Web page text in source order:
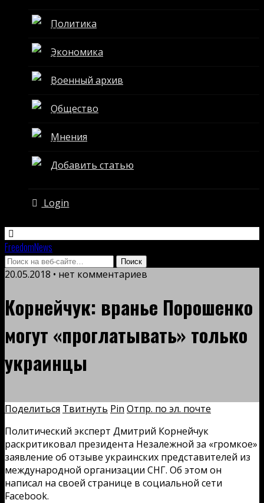
Политика
Экономика
Военный архив
Общество
Мнения
Добавить статью
Login
FreedomNews
20.05.2018 • нет комментариев
Корнейчук: вранье Порошенко
могут «проглатывать» только
украинцы
Поделиться Твитнуть Pin Отпр. по эл. почте
Политический эксперт Дмитрий Корнейчук
раскритиковал президента Незалежной за «громкое»
заявление об отзыве украинских представителей из
международной организации СНГ. Об этом он
написал на своей странице в социальной сети
Facebook.